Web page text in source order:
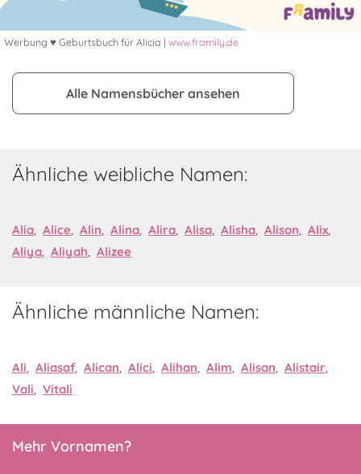
Werbung ♥ Geburtsbuch für Alicia | www.framily.de
Alle Namensbücher ansehen
Ähnliche weibliche Namen:
Alia, Alice, Alin, Alina, Alira, Alisa, Alisha, Alison, Alix,
Aliya, Aliyah, Alizee
Ähnliche männliche Namen:
Ali, Aliasaf, Alican, Alici, Alihan, Alim, Alisan, Alistair,
Vali, Vitali
Mehr Vornamen?